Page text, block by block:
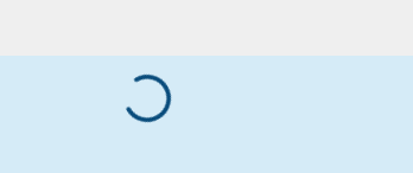
Bussanslutning ingår: